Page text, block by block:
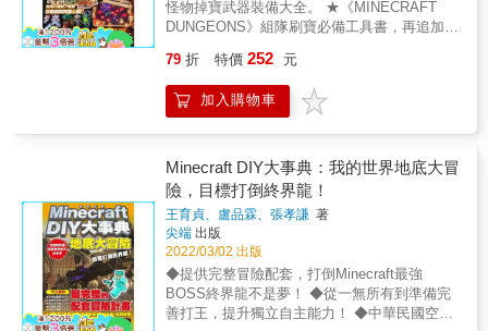
怪物掉寶武器裝備大全。 ★《MINECRAFT
DUNGEONS》組隊刷寶必備工具書，再追加主
曾登上日本Amazon攻略本圖書類單月排行榜前
50名。 & ◎甚麼是《MINECRAFT
DUNGEONS》 《MINECRAFT
破壞神II》，玩家角色將以第三人稱在各種隨機
生成的地圖上冒險，可以選擇單人打寶，也可
以到線上找其他玩家一起攻略地圖，主要的樂
趣就是打神裝，培養自己的角色能力，逐漸攻
略越來越有挑戰性的新地圖。 & 本書特色 & 1.
介紹各主流武器防具與神器的搭配法。九大流
派樣樣精湛，每種成形後就讓你好像換一個新
遊戲體驗一樣。 2.統計近戰、遠程、護甲、神
器與附魔玩家使用率排名，並分析其中原因，
79 折 特價 252 元
加入購物車
Minecraft DIY大事典：我的世界地底大冒
險，目標打倒終界龍！
王育貞、盧品霖、張孝謙 著
尖端 出版
2022/03/02 出版
◆提供完整冒險配套，打倒Minecraft最強
BOSS終界龍不是夢！ ◆從一無所有到準備完
善打王，提升獨立自主能力！ ◆中華民國空間